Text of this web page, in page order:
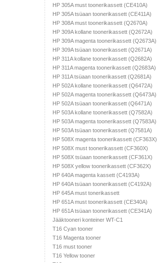
HP 305A must toonerikassett (CE410A)
HP 305A tsüaan toonerikassett (CE411A)
HP 308A must toonerikassett (Q2670A)
HP 309A kollane toonerikassett (Q2672A)
HP 309A magenta toonerikassett (Q2673A)
HP 309A tsüaan toonerikassett (Q2671A)
HP 311A kollane toonerikassett (Q2682A)
HP 311A magenta toonerikassett (Q2683A)
HP 311A tsüaan toonerikassett (Q2681A)
HP 502A kollane toonerikassett (Q6472A)
HP 502A magenta toonerikassett (Q6473A)
HP 502A tsüaan toonerikassett (Q6471A)
HP 503A kollane toonerikassett (Q7582A)
HP 503A magenta toonerikassett (Q7583A)
HP 503A tsüaan toonerikassett (Q7581A)
HP 508X magenta toonerikassett (CF363X)
HP 508X must toonerikassett (CF360X)
HP 508X tsüaan toonerikassett (CF361X)
HP 508X yellow toonerikassett (CF362X)
HP 640A magenta kassett (C4193A)
HP 640A tsüaan toonerikassett (C4192A)
HP 645A must tonerikassett
HP 651A must toonerikassett (CE340A)
HP 651A tsüaan toonerikassett (CE341A)
Jääktooneri konteiner WT-C1
T16 Cyan tooner
T16 Magenta tooner
T16 must tooner
T16 Yellow tooner